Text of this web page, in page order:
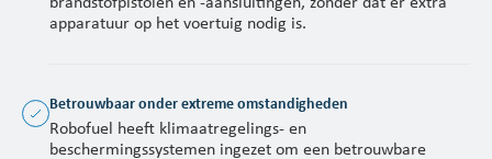
apparatuur op het voertuig nodig is.
Betrouwbaar onder extreme omstandigheden
Robofuel heeft klimaatregelings- en
beschermingssystemen ingezet om een betrouwbare